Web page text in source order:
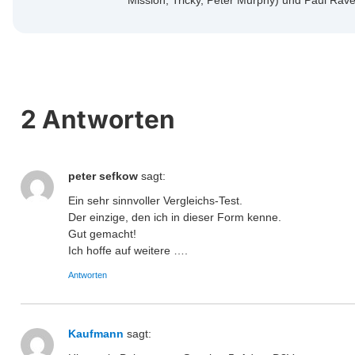
2 Antworten
peter sefkow sagt:
Ein sehr sinnvoller Vergleichs-Test.
Der einzige, den ich in dieser Form kenne.
Gut gemacht!
Ich hoffe auf weitere ….
Antworten
Kaufmann sagt: